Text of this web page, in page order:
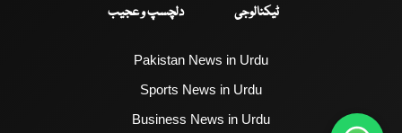
ٹیکنالوجی
دلچسپ و عجیب
Pakistan News in Urdu
Sports News in Urdu
Business News in Urdu